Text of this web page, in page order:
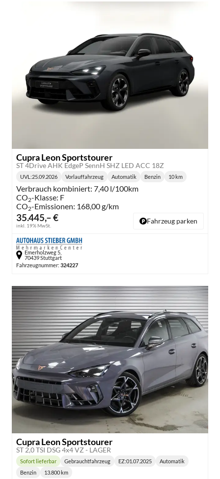
Cupra Leon Sportstourer
ST 4Drive AHK EdgeP SennH SHZ LED ACC 18Z
35.445,– €
inkl. 19% MwSt.
Lieferzeit:
UVL :25.09.2026 Vorlauffahrzeug
Getriebe:
Automatik
Kraftstoff:
Benzin
Kilometerstand:
10 km
Verbrauch kombiniert: 7,40 l/100km
CO2-Klasse: F
CO2-Emissionen: 168,00 g/km
Fahrzeug parken
Emerholzweg 5,
70439 Stuttgart
Fahrzeugnummer: 324227
Cupra Leon Sportstourer
ST 2,0 TSI DSG 4x4 VZ - LAGER
Lieferzeit:
Sofort lieferbar Gebrauchtfahrzeug EZ:01.07.2025 Automatik
Benzin 13.800 km